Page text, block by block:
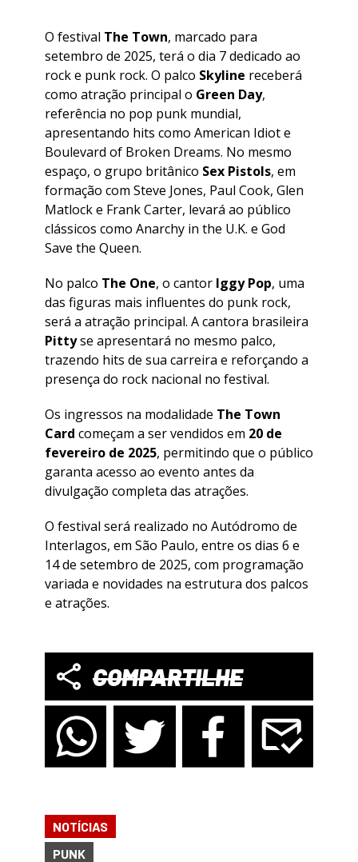
O festival The Town, marcado para
setembro de 2025, terá o dia 7 dedicado ao
rock e punk rock. O palco Skyline receberá
como atração principal o Green Day,
referência no pop punk mundial,
apresentando hits como American Idiot e
Boulevard of Broken Dreams. No mesmo
espaço, o grupo britânico Sex Pistols, em
formação com Steve Jones, Paul Cook, Glen
Matlock e Frank Carter, levará ao público
clássicos como Anarchy in the U.K. e God
Save the Queen.
No palco The One, o cantor Iggy Pop, uma
das figuras mais influentes do punk rock,
será a atração principal. A cantora brasileira
Pittyse apresentará no mesmo palco,
trazendo hits de sua carreira e reforçando a
presença do rock nacional no festival.
Os ingressos na modalidade The Town
Card começam a ser vendidos em 20 de
fevereiro de 2025, permitindo que o público
garanta acesso ao evento antes da
divulgação completa das atrações.
O festival será realizado no Autódromo de
Interlagos, em São Paulo, entre os dias 6 e
14 de setembro de 2025, com programação
variada e novidades na estrutura dos palcos
e atrações.
COMPARTILHE
NOTÍCIAS
PUNK